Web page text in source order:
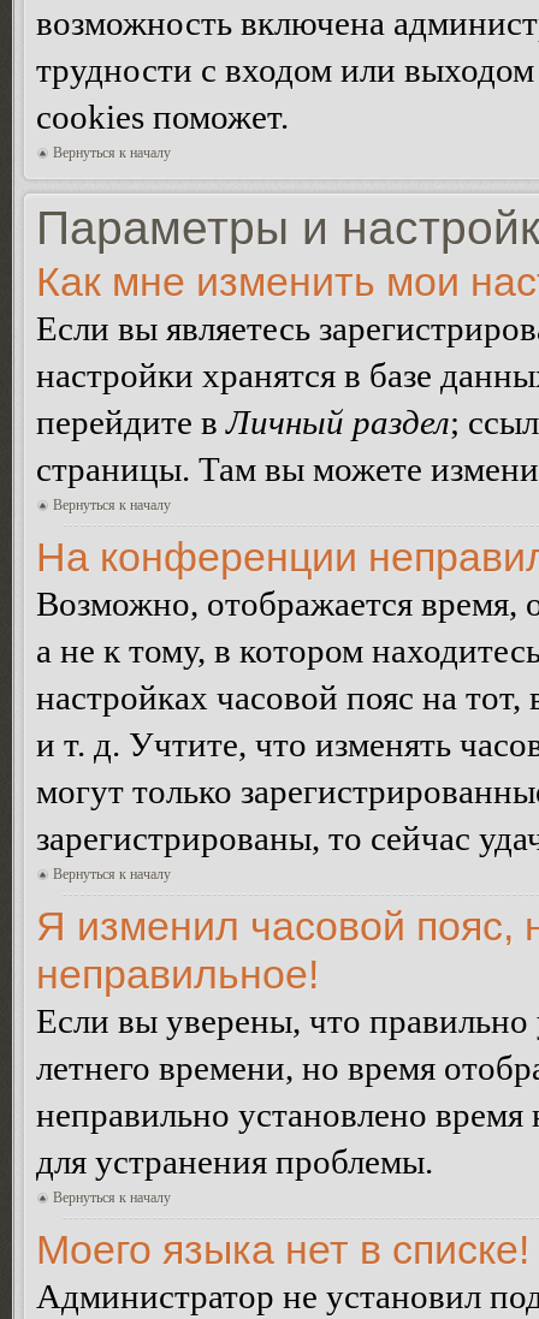
возможность включена
трудности с входом или
cookies поможет.
Вернуться к началу
Параметры и
Как мне изменить мои
Если вы являетесь
настройки хранятся в базе
перейдите вЛичный раздел;
страницы. Там вы можете
Вернуться к началу
На конференции
Возможно, отображается время,
а не к тому, в котором
настройках часовой пояс на
и т. д. Учтите, что изменять
могут только
зарегистрированы, то сейчас
Вернуться к началу
Я изменил часовой пояс,
неправильное!
Если вы уверены, что правильно
летнего времени, но время
неправильно установлено
для устранения проблемы.
Вернуться к началу
Моего языка нет в списке!
Администратор не установил